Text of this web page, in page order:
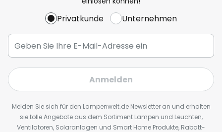
Privatkunde Unternehmen
Anmelden
Melden Sie sich für den Lampenwelt.de Newsletter an und erhalten
sie tolle Angebote aus dem Sortiment Lampen und Leuchten,
Ventilatoren, Solaranlagen und Smart Home Produkte, Rabatt-